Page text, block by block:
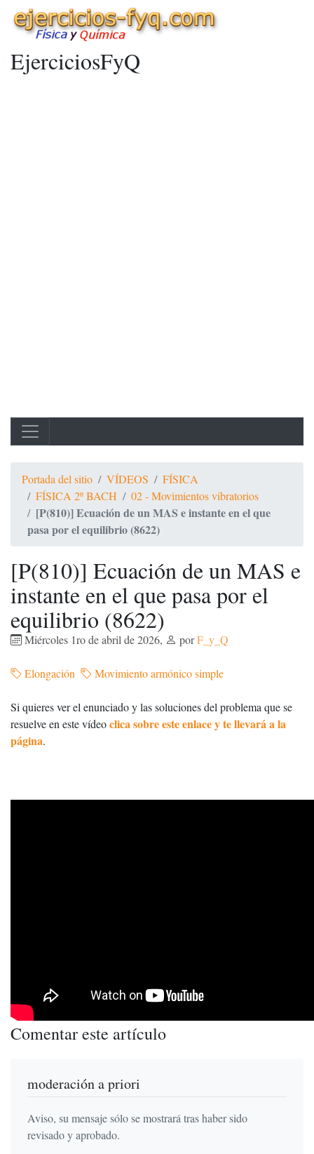
EjerciciosFyQ
Portada del sitio VÍDEOS
FÍSICA
FÍSICA 2º BACH
02 - Movimientos vibratorios
[P(810)] Ecuación de un MAS e instante en el que
pasa por el equilibrio (8622)
[P(810)] Ecuación de un MAS e
instante en el que pasa por el
equilibrio (8622)
Miércoles 1ro de abril de 2026, porF_y_Q
Elongación Movimiento armónico simple
Si quieres ver el enunciado y las soluciones del problema que se
resuelve en este vídeoclica sobre este enlace y te llevará a la
página.
Comentar este artículo
moderación a priori
Aviso, su mensaje sólo se mostrará tras haber sido
revisado y aprobado.